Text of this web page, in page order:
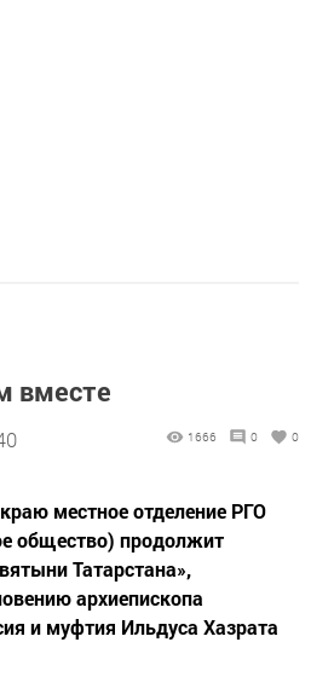
вместе
1666 0 0
местное отделение РГО
общество) продолжит
Татарстана»,
архиепископа
и муфтия Ильдуса Хазрата